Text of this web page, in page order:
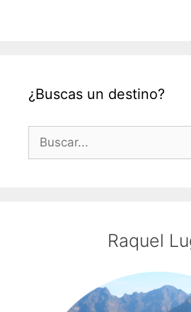
¿Buscas un destino?
Raquel